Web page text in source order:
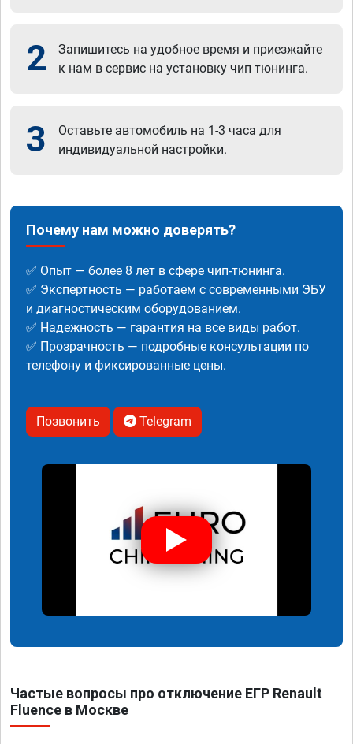
2
Запишитесь на удобное время и приезжайте
к нам в сервис на установку чип тюнинга.
3
Оставьте автомобиль на 1-3 часа для
индивидуальной настройки.
Почему нам можно доверять?
✅ Опыт — более 8 лет в сфере чип-тюнинга.
✅ Экспертность — работаем с современными ЭБУ
и диагностическим оборудованием.
✅ Надежность — гарантия на все виды работ.
✅ Прозрачность — подробные консультации по
телефону и фиксированные цены.
Позвонить Telegram
Частые вопросы про отключение ЕГР Renault
Fluence в Москве